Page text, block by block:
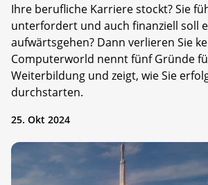
Ihre berufliche Karriere stockt? Sie
unterfordert und auch finanziell soll
aufwärtsgehen? Dann verlieren Sie
Computerworld nennt fünf Gründe
Weiterbildung und zeigt, wie Sie
durchstarten.
25. Okt 2024